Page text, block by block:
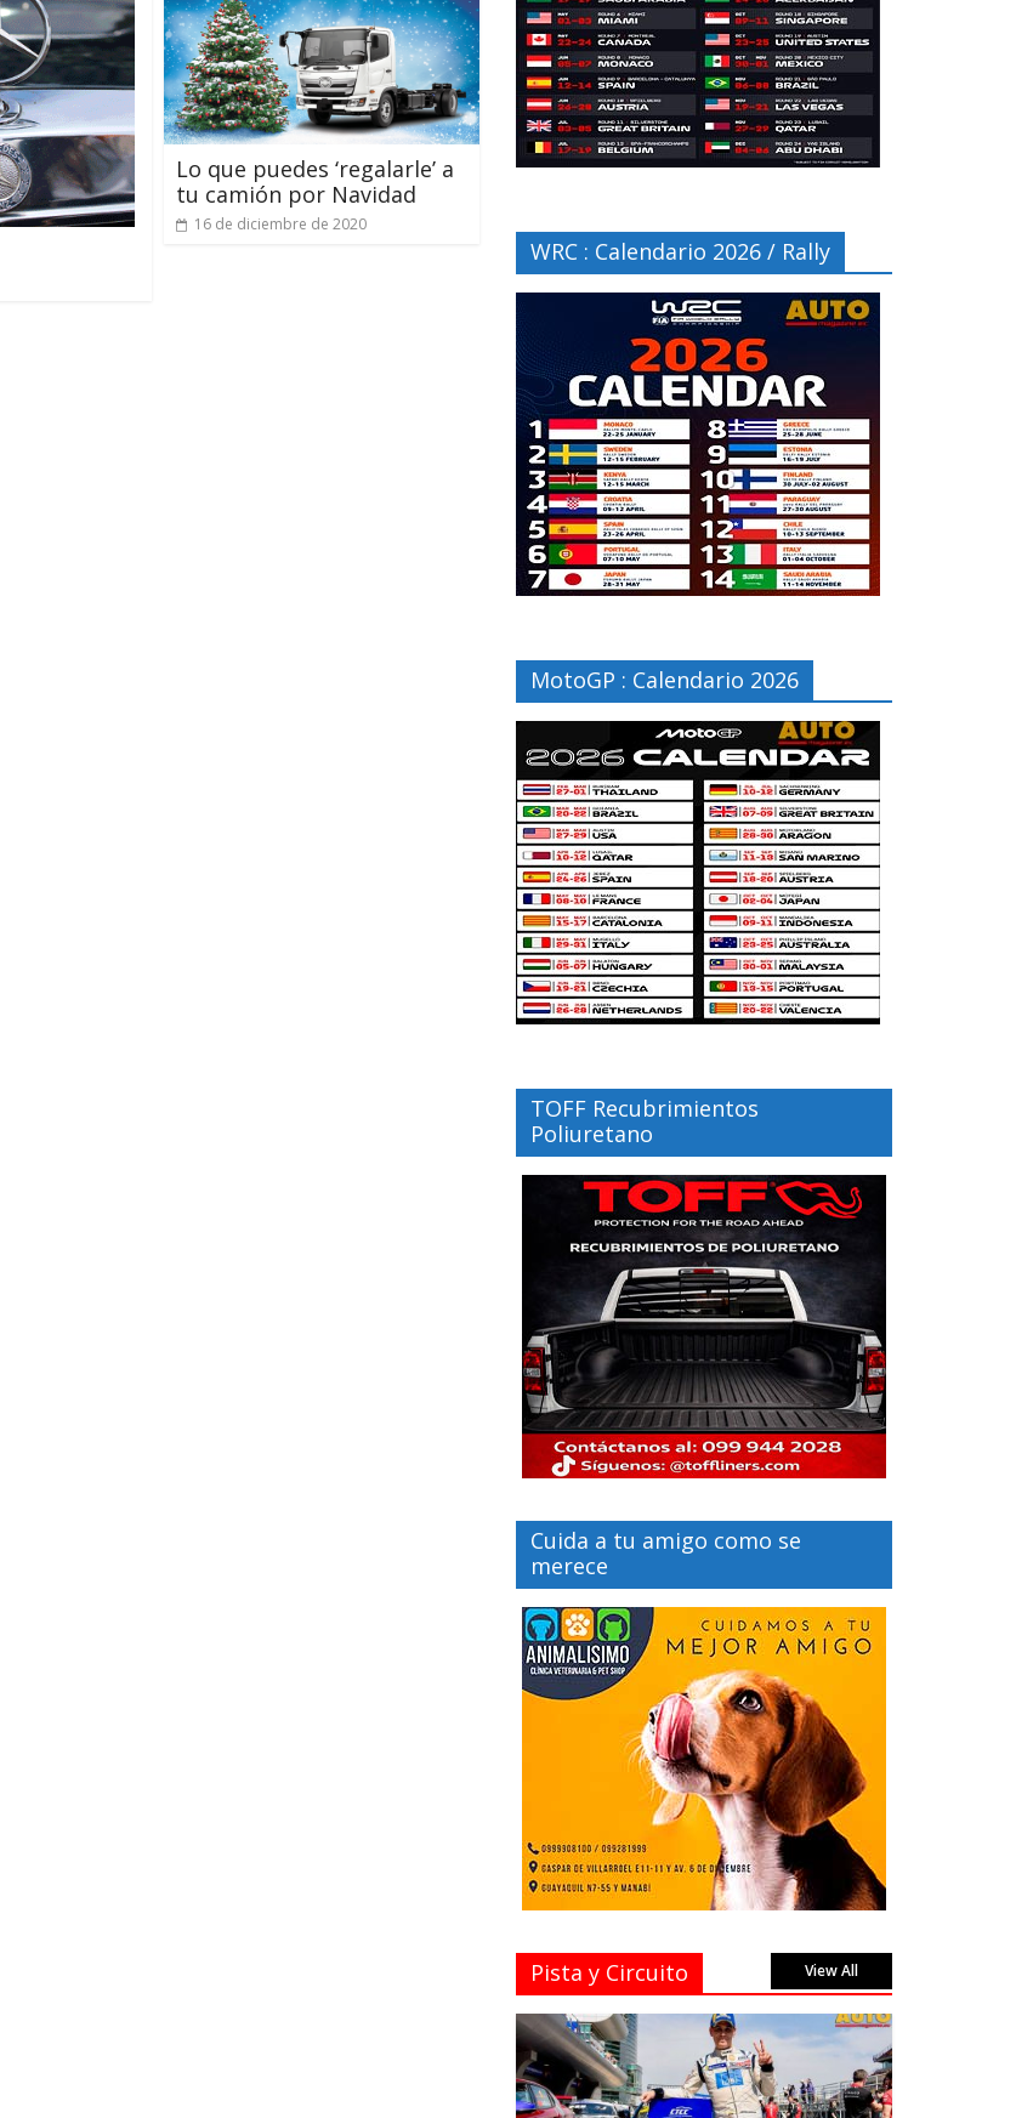
Lo que puedes ‘regalarle’ a
tu camión por Navidad
16 de diciembre de 2020
WRC : Calendario 2026 / Rally
MotoGP : Calendario 2026
TOFF Recubrimientos
Poliuretano
Cuida a tu amigo como se
merece
Pista y Circuito View All